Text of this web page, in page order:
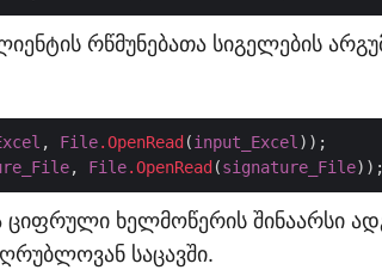
რწმუნებათა სიგელების
, File.OpenRead (input_Excel
, File.OpenRead (signature_File
ციფრული ხელმოწერის შინაარსი
საცავში.